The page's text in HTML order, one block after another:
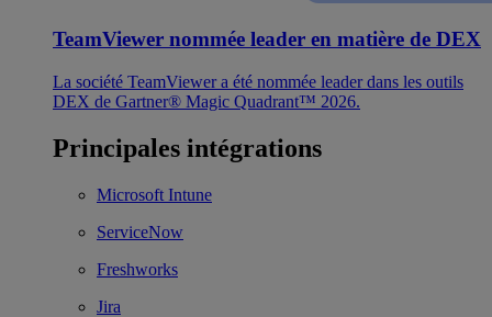
TeamViewer nommée leader en matière de DEX
La société TeamViewer a été nommée leader dans les outils
DEX de Gartner® Magic Quadrant™ 2026.
Principales intégrations
Microsoft Intune
ServiceNow
Freshworks
Jira